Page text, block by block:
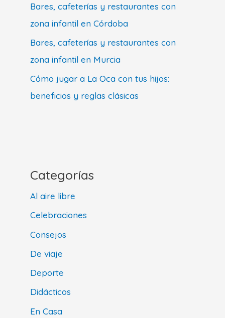
Bares, cafeterías y restaurantes con
zona infantil en Córdoba
Bares, cafeterías y restaurantes con
zona infantil en Murcia
Cómo jugar a La Oca con tus hijos:
beneficios y reglas clásicas
Categorías
Al aire libre
Celebraciones
Consejos
De viaje
Deporte
Didácticos
En Casa